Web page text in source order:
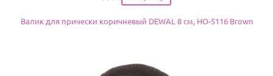
Валик для прически коричневый DEWAL 8 см, HO-5116 Brown